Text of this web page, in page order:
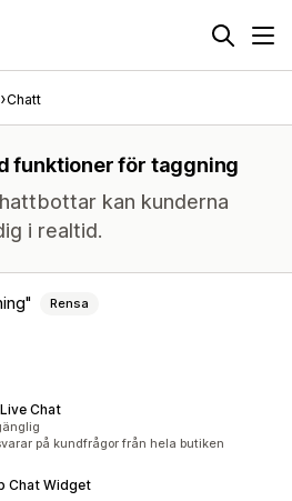
Chatt
funktioner för taggning
kan kunderna
i realtid.
Rensa
Chat
på kundfrågor från hela butiken
Chat Widget